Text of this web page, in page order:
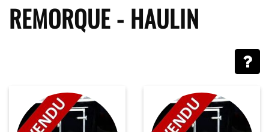
REMORQUE - HAULIN